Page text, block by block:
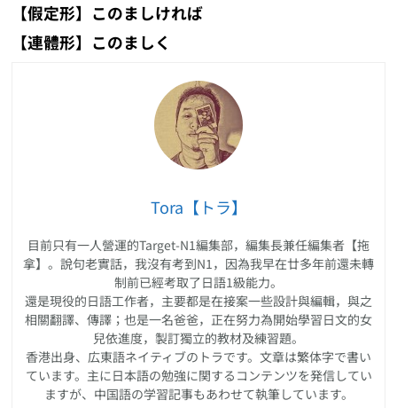
【假定形】このましければ
【連體形】このましく
Tora【トラ】
目前只有一人營運的Target-N1編集部，編集長兼任編集者【拖
拿】。說句老實話，我沒有考到N1，因為我早在廿多年前還未轉
制前已經考取了日語1級能力。
還是現役的日語工作者，主要都是在接案一些設計與編輯，與之
相關翻譯、傳譯；也是一名爸爸，正在努力為開始學習日文的女
兒依進度，製訂獨立的教材及練習題。
香港出身、広東語ネイティブのトラです。文章は繁体字で書い
ています。主に日本語の勉強に関するコンテンツを発信してい
ますが、中国語の学習記事もあわせて執筆しています。